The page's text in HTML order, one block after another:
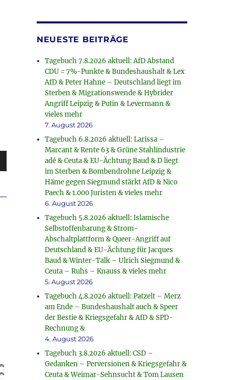
NEUESTE BEITRÄGE
Tagebuch 7.8.2026 aktuell: AfD Abstand
CDU = 7%-Punkte & Bundeshaushalt & Lex
AfD & Peter Hahne – Deutschland liegt im
Sterben & Migrationswende & Hybrider
Angriff Leipzig & Putin & Levermann &
vieles mehr
7. August 2026
Tagebuch 6.8.2026 aktuell: Larissa –
Marcant & Rente 63 & Grüne Stahlindustrie
adé & Ceuta & EU-Ächtung Baud & D liegt
im Sterben & Bombendrohne Leipzig &
Häme gegen Siegmund stärkt AfD & Nico
Paech & 1.000 Juristen & vieles mehr
6. August 2026
Tagebuch 5.8.2026 aktuell: Islamische
Selbstoffenbarung & Strom-
Abschaltplattform & Queer-Angriff auf
Deutschland & EU-Ächtung für Jacques
Baud & Winter-Talk – Ulrich Siegmund &
Ceuta – Ruhs – Knauss & vieles mehr
5. August 2026
Tagebuch 4.8.2026 aktuell: Patzelt – Merz
am Ende – Bundeshaushalt auch & Speer
der Bestie & Kriegsgefahr & AfD & SPD-
Rechnung &
4. August 2026
Tagebuch 3.8.2026 aktuell: CSD –
Gedanken – Perversionen & Kriegsgefahr &
Ceuta & Weimar-Sehnsucht & Tom Lausen